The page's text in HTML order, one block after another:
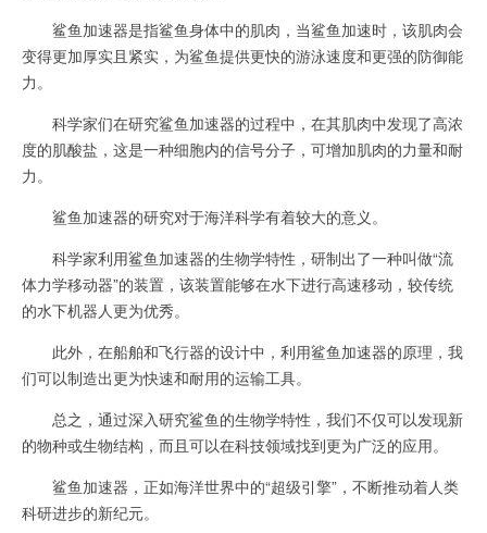
鲨鱼加速器是指鲨鱼身体中的肌肉，当鲨鱼加速时，该肌肉会
变得更加厚实且紧实，为鲨鱼提供更快的游泳速度和更强的防御能
力。
科学家们在研究鲨鱼加速器的过程中，在其肌肉中发现了高浓
度的肌酸盐，这是一种细胞内的信号分子，可增加肌肉的力量和耐
力。
鲨鱼加速器的研究对于海洋科学有着较大的意义。
科学家利用鲨鱼加速器的生物学特性，研制出了一种叫做“流
体力学移动器”的装置，该装置能够在水下进行高速移动，较传统
的水下机器人更为优秀。
此外，在船舶和飞行器的设计中，利用鲨鱼加速器的原理，我
们可以制造出更为快速和耐用的运输工具。
总之，通过深入研究鲨鱼的生物学特性，我们不仅可以发现新
的物种或生物结构，而且可以在科技领域找到更为广泛的应用。
鲨鱼加速器，正如海洋世界中的“超级引擎”，不断推动着人类
科研进步的新纪元。